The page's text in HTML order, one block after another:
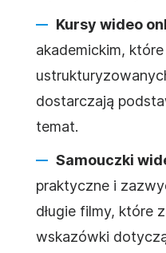
Kursy wideo
akademickim,
dostarczają
temat.
Samouczki
praktyczne i
długie filmy, które
wskazówki